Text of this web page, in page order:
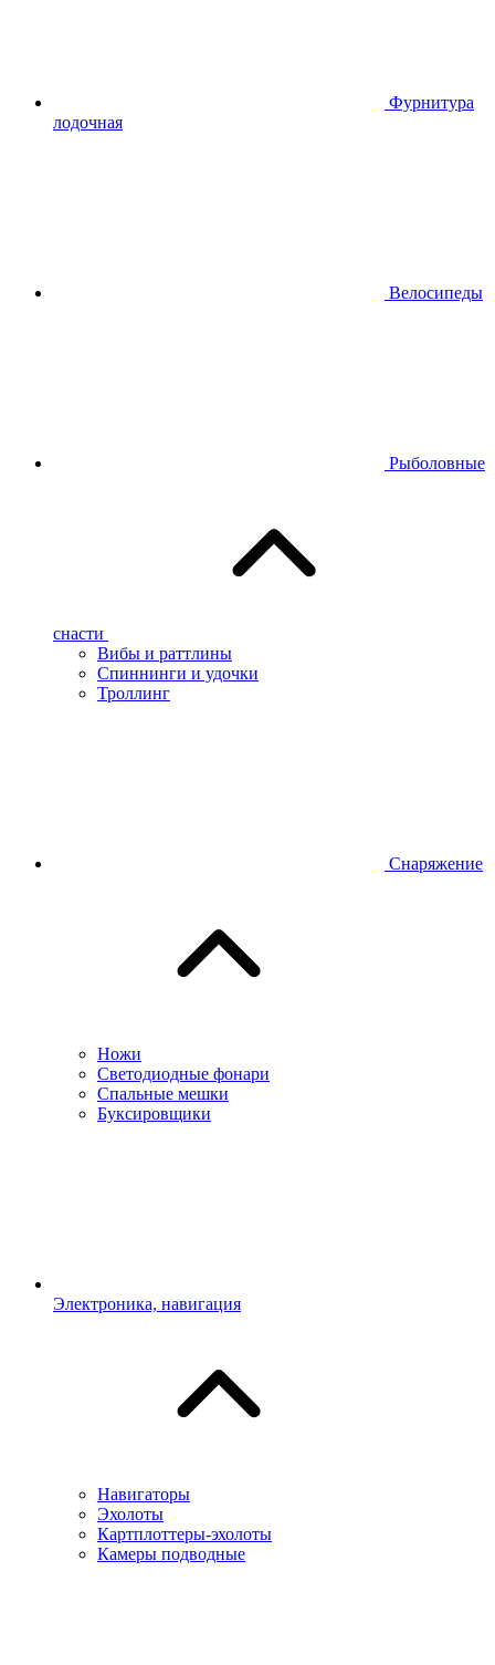
Фурнитура
лодочная
Велосипеды
Рыболовные
снасти
Вибы и раттлины
Спиннинги и удочки
Троллинг
Снаряжение
Ножи
Светодиодные фонари
Спальные мешки
Буксировщики
Электроника, навигация
Навигаторы
Эхолоты
Картплоттеры-эхолоты
Камеры подводные